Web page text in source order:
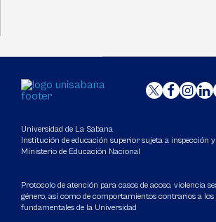
Universidad de La Sabana
Institución de educación superior sujeta a inspección
Ministerio de Educación Nacional
Protocolo de atención para casos de acoso, violencia
género, así como de comportamientos contrarios a
fundamentales de la Universidad